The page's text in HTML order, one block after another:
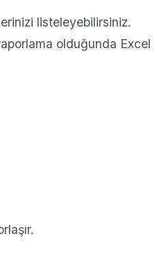
listeleyebilirsiniz.
olduğunda Excel